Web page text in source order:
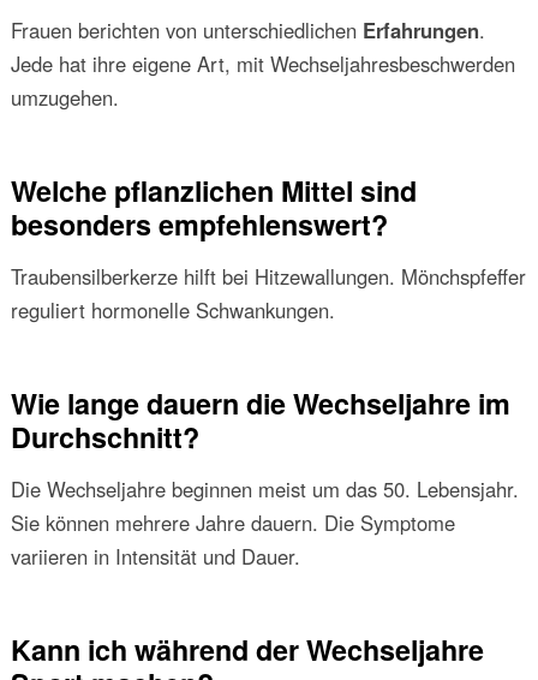
Frauen berichten von unterschiedlichen Erfahrungen.
Jede hat ihre eigene Art, mit Wechseljahresbeschwerden
umzugehen.
Welche pflanzlichen Mittel sind
besonders empfehlenswert?
Traubensilberkerze hilft bei Hitzewallungen. Mönchspfeffer
reguliert hormonelle Schwankungen.
Wie lange dauern die Wechseljahre im
Durchschnitt?
Die Wechseljahre beginnen meist um das 50. Lebensjahr.
Sie können mehrere Jahre dauern. Die Symptome
variieren in Intensität und Dauer.
Kann ich während der Wechseljahre